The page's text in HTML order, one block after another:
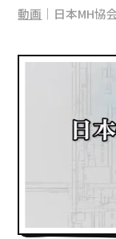
動画 ｜日本MH協